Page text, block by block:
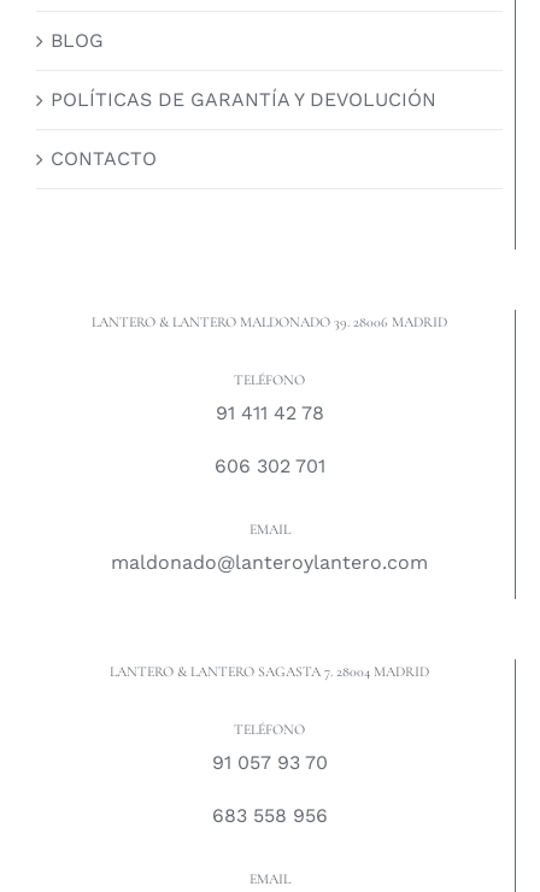
BLOG
POLÍTICAS DE GARANTÍA Y DEVOLUCIÓN
CONTACTO
LANTERO & LANTERO MALDONADO 39. 28006 MADRID
TELÉFONO
91 411 42 78
606 302 701
EMAIL
maldonado@lanteroylantero.com
LANTERO & LANTERO SAGASTA 7. 28004 MADRID
TELÉFONO
91 057 93 70
683 558 956
EMAIL